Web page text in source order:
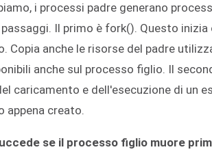
i processi padre generano
passaggi. Il primo è fork(). Questo
Copia anche le risorse del padre
anche sul processo figlio. Il
caricamento e dell'esecuzione di un
appena creato.
se il processo figlio muore